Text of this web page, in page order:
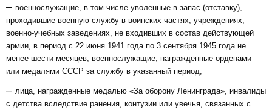
– военнослужащие, в том числе уволенные в запас (отставку),
проходившие военную службу в воинских частях, учреждениях,
военно-учебных заведениях, не входивших в состав действующей
армии, в период с 22 июня 1941 года по 3 сентября 1945 года не
менее шести месяцев; военнослужащие, награжденные орденами
или медалями СССР за службу в указанный период;
– лица, награжденные медалью «За оборону Ленинграда», инвалиды
с детства вследствие ранения, контузии или увечья, связанных с